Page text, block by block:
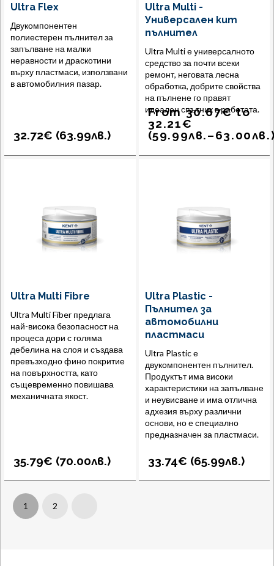
Ultra Flex
Двукомпонентен
полиестерен пълнител за
запълване на малки
неравности и драскотини
върху пластмаси, използвани
в автомобилния пазар.
32.72€ (63.99лв.)
Ultra Multi -
Универсален кит
пълнител
Ultra Multi е универсалното
средство за почти всеки
ремонт, неговата лесна
обработка, добрите свойства
на пълнене го правят
идеален спътник в работата.
From30.67€to
32.21€
(59.99лв.–63.00лв.
Ultra Multi Fibre
Ultra Multi Fiber предлага
най-висока безопасност на
процеса дори с голяма
дебелина на слоя и създава
превъзходно фино покритие
на повърхността, като
същевременно повишава
механичната якост.
35.79€ (70.00лв.)
Ultra Plastic -
Пълнител за
автомобилни
пластмаси
Ultra Plastic е
двукомпонентен пълнител.
Продуктът има високи
характеристики на запълване
и неувисване и има отлична
адхезия върху различни
основи, но е специално
предназначен за пластмаси.
33.74€ (65.99лв.)
1 2